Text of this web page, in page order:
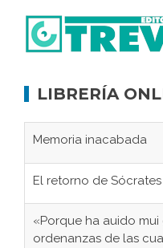
LIBRERÍA
Memoria inacabada
El retorno de Sócrates
«Porque ha auido
ordenanzas de las